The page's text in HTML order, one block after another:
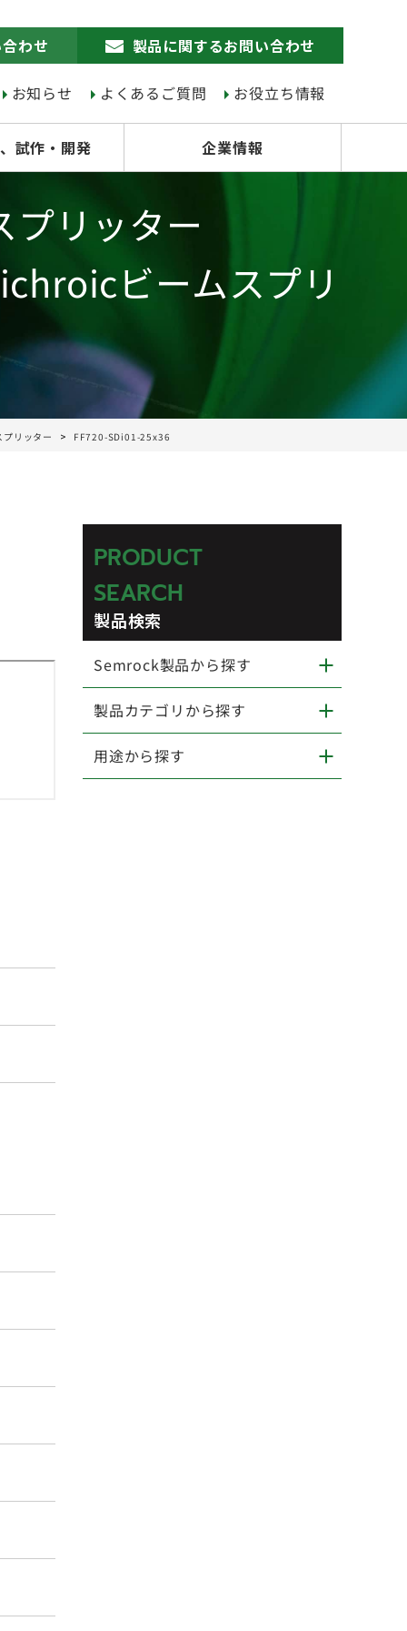
わせ 製品に関するお問い合わせ
お知らせ よくあるご質問 お役立ち情報
試作・開発 企業情報
プリッター
ビームスプリ
リッター FF720-SDi01-25x36
PRODUCT
SEARCH
製品検索
Semrock製品から探す
製品カテゴリから探す
用途から探す